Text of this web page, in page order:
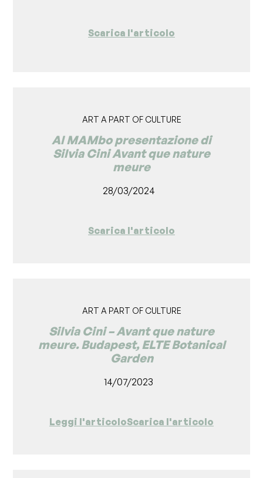
Scarica l'articolo
ART A PART OF CULTURE
Al MAMbo presentazione di
Silvia Cini Avant que nature
meure
28/03/2024
Scarica l'articolo
ART A PART OF CULTURE
Silvia Cini – Avant que nature
meure. Budapest, ELTE Botanical
Garden
14/07/2023
Leggi l'articoloScarica l'articolo